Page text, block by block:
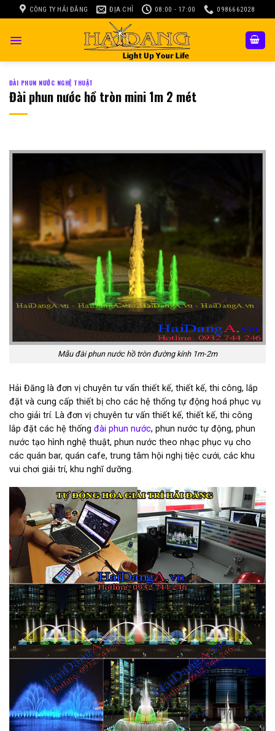
to
CÔNG TY HẢI ĐĂNG ĐỊA CHỈ 08:00 - 17:00 0986662028
ĐÀI PHUN NƯỚC NGHỆ THUẬT
Đài phun nước hồ tròn mini 1m 2 mét
Mẫu đài phun nước hồ tròn đường kính 1m-2m
Hải Đăng là đơn vị chuyên tư vấn thiết kế, thiết kế, thi công, lắp
đặt và cung cấp thiết bị cho các hệ thống tự động hoá phục vụ
cho giải trí. Là đơn vị chuyên tư vấn thiết kế, thiết kế, thi công
lắp đặt các hệ thống đài phun nước, phun nước tự động, phun
nước tạo hình nghệ thuật, phun nước theo nhạc phục vụ cho
các quán bar, quán cafe, trung tâm hội nghị tiệc cưới, các khu
vui chơi giải trí, khu nghĩ dưỡng.